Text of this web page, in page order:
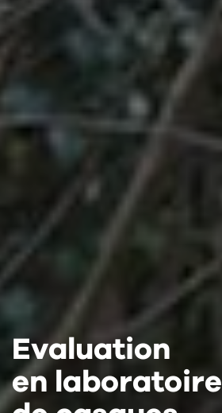
Evaluation
en laboratoire
Evaluation
en laboratoire
Evaluation
en laboratoire